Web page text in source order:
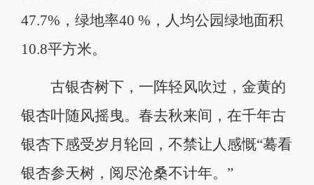
47.7%，绿地率40 %，人均公园绿地面积
10.8平方米。
古银杏树下，一阵轻风吹过，金黄的
银杏叶随风摇曳。春去秋来间，在千年古
银杏下感受岁月轮回，不禁让人感慨“蓦看
银杏参天树，阅尽沧桑不计年。”